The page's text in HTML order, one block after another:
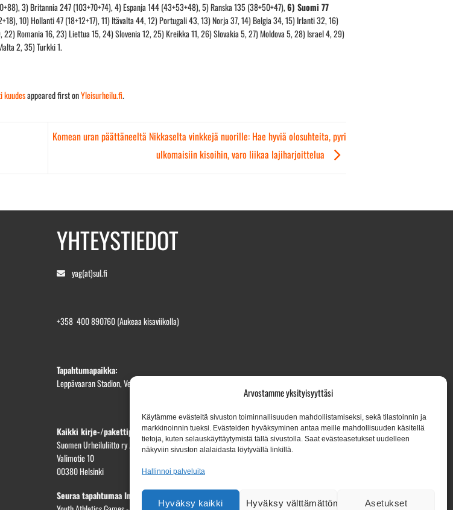
Arvostamme yksityisyyttäsi
Käytämme evästeitä sivuston toiminnallisuuden mahdollistamiseksi, sekä tilastoinnin ja
markkinoinnin tueksi. Evästeiden hyväksyminen antaa meille mahdollisuuden käsitellä
tietoja, kuten selauskäyttäytymistä tällä sivustolla. Saat evästeasetukset uudelleen
näkyviin sivuston alalaidasta löytyvällä linkillä.
Hallinnoi palveluita
Hyväksy kaikki Hyväksy välttämättömät Asetukset
3) Britannia 247 (103+70+74), 4) Espanja 144 (43+53+48), 5) Ranska 135 (38+50+47),6) Suomi 77
10) Hollanti 47 (18+12+17), 11) Itävalta 44, 12) Portugali 43, 13) Norja 37, 14) Belgia 34, 15) Irlanti 32, 16)
Romania 16, 23) Liettua 15, 24) Slovenia 12, 25) Kreikka 11, 26) Slovakia 5, 27) Moldova 5, 28) Israel 4, 29)
2, 35) Turkki 1.
kuudesappeared first onYleisurheilu.fi.
Komean uran päättäneeltä Nikkaselta vinkkejä nuorille: Hae hyviä olosuhteita, pyri
ulkomaisiin kisoihin, varo liikaa lajiharjoittelua
YHTEYSTIEDOT
yag(at)sul.fi
+358 400 890760(Aukeaa kisaviikolla)
Tapahtumapaikka:
Leppävaaran Stadion, Veräjäpellonkatu 17, 02650 Espoo
Kaikki kirje-/pakettiposti osoitteeseen:
Suomen Urheiluliitto ry / YAG2026
Valimotie 10
00380 Helsinki
Seuraa tapahtumaa Instagramissa